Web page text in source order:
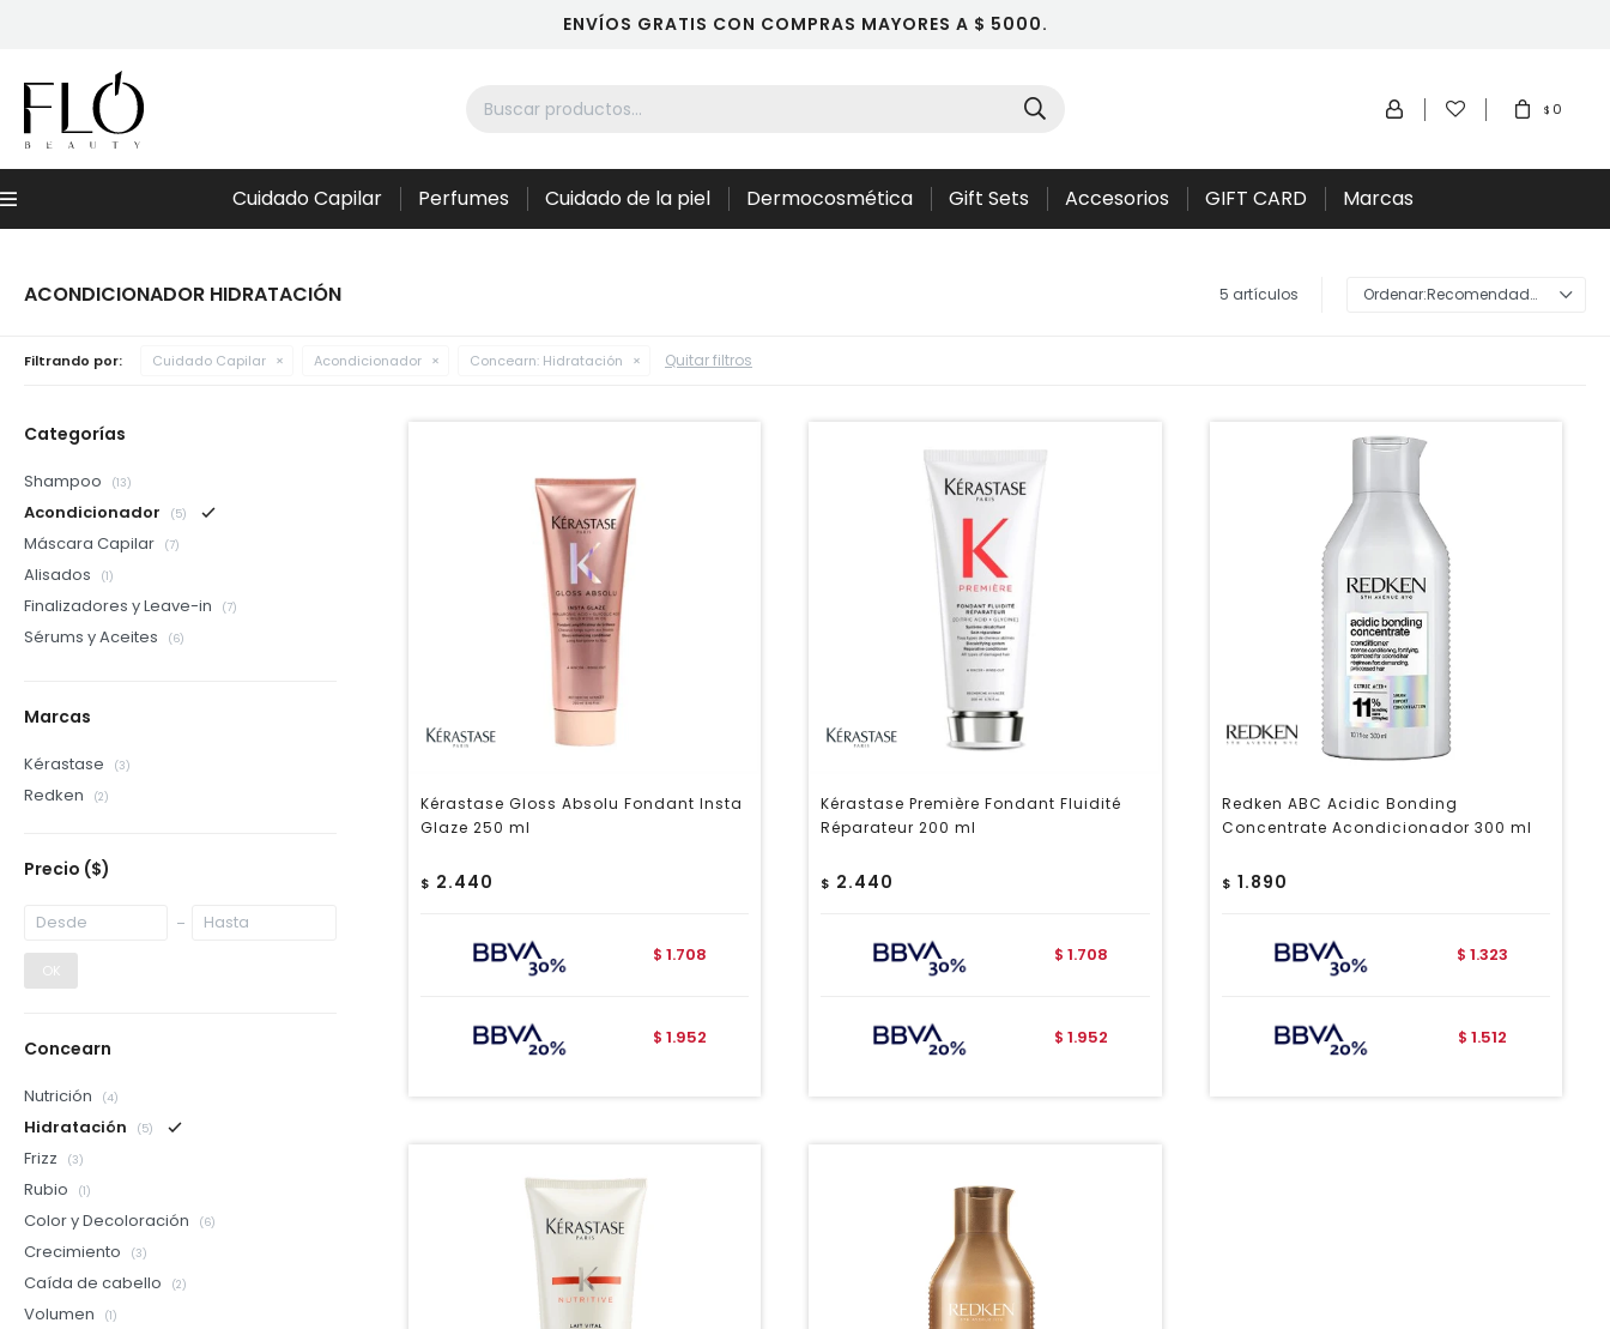
ENVÍOS GRATIS CON COMPRAS MAYORES A $ 5000.
Menú Cuidado Capilar Perfumes Cuidado de la piel Dermocosmética Gift Sets Accesorios GIFT CARD Marcas
$ 0
ACONDICIONADOR HIDRATACIÓN 5 artículos Recomendados
Filtrando por: Cuidado Capilar Acondicionador Concearn: Hidratación Quitar filtros
Kérastase Gloss Absolu Fondant Insta
Glaze 250 ml
$ 2.440
$ 1.708
$ 1.952
Kérastase Première Fondant Fluidité
Réparateur 200 ml
$ 2.440
$ 1.708
$ 1.952
Redken ABC Acidic Bonding
Concentrate Acondicionador 300 ml
$ 1.890
$ 1.323
$ 1.512
Categorías
Shampoo (13)
Acondicionador (5)
Máscara Capilar (7)
Alisados (1)
Finalizadores y Leave-in (7)
Sérums y Aceites (6)
Marcas
Kérastase (3)
Redken (2)
Precio ($)
OK
Concearn
Nutrición (4)
Hidratación (5)
Frizz (3)
Rubio (1)
Color y Decoloración (6)
Crecimiento (3)
Caída de cabello (2)
Volumen (1)